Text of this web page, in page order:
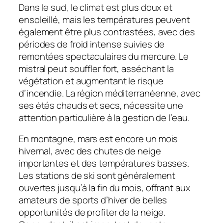
Dans le sud, le climat est plus doux et
ensoleillé, mais les températures peuvent
également être plus contrastées, avec des
périodes de froid intense suivies de
remontées spectaculaires du mercure. Le
mistral peut souffler fort, asséchant la
végétation et augmentant le risque
d’incendie. La région méditerranéenne, avec
ses étés chauds et secs, nécessite une
attention particulière à la gestion de l’eau.
En montagne, mars est encore un mois
hivernal, avec des chutes de neige
importantes et des températures basses.
Les stations de ski sont généralement
ouvertes jusqu’à la fin du mois, offrant aux
amateurs de sports d’hiver de belles
opportunités de profiter de la neige.